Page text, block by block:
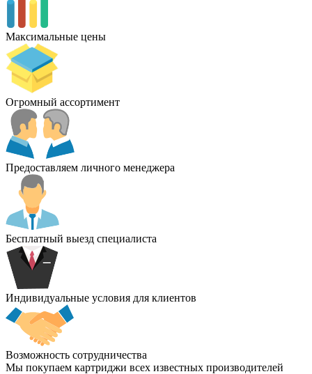
Максимальные цены
Огромный ассортимент
Предоставляем личного менеджера
Бесплатный выезд специалиста
Индивидуальные условия для клиентов
Возможность сотрудничества
Мы покупаем картриджи всех известных производителей